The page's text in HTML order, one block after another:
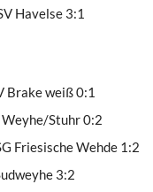
Havelse 3:1
Brake weiß 0:1
Weyhe/Stuhr 0:2
Friesische Wehde 1:2
3:2